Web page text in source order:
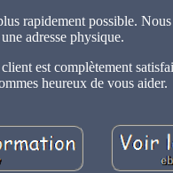
rapidement possible.
une adresse physique.
est complètement
heureux de vous aider.